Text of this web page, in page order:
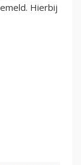
Hierbij